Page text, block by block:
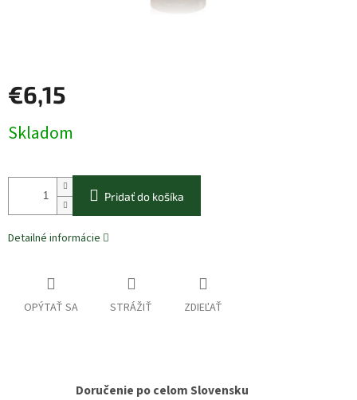
€6,15
cena:
Skladom
Pridať do košíka
Detailné informácie
OPÝTAŤ SA STRÁŽIŤ ZDIEĽAŤ
Doručenie po celom Slovensku